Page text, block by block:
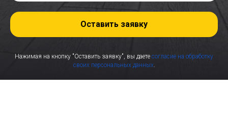
Оставить заявку
Нажимая на кнопку "Оставить заявку", вы даете согласие на обработку
своих персональных данных.